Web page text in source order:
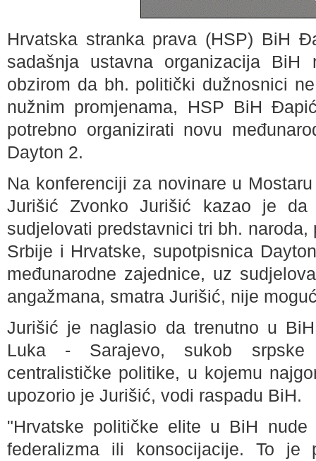
Hrvatska stranka prava (HSP) BiH
sadašnja ustavna organizacija
obzirom da bh. politički dužnosnici
nužnim promjenama, HSP BiH
potrebno organizirati novu
Dayton 2.
Na konferenciji za novinare u
Jurišić Zvonko Jurišić kazao je
sudjelovati predstavnici tri bh.
Srbije i Hrvatske, supotpisnica
međunarodne zajednice, uz
angažmana, smatra Jurišić, nije
Jurišić je naglasio da trenutno u
Luka - Sarajevo, sukob srpske
centralističke politike, u kojemu
upozorio je Jurišić, vodi raspadu BiH.
"Hrvatske političke elite u BiH
federalizma ili konsocijacije. To